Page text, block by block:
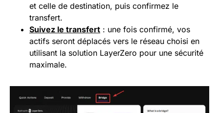
et celle de destination, puis confirmez le
transfert.
Suivez le transfert : une fois confirmé, vos
actifs seront déplacés vers le réseau choisi en
utilisant la solution LayerZero pour une sécurité
maximale.